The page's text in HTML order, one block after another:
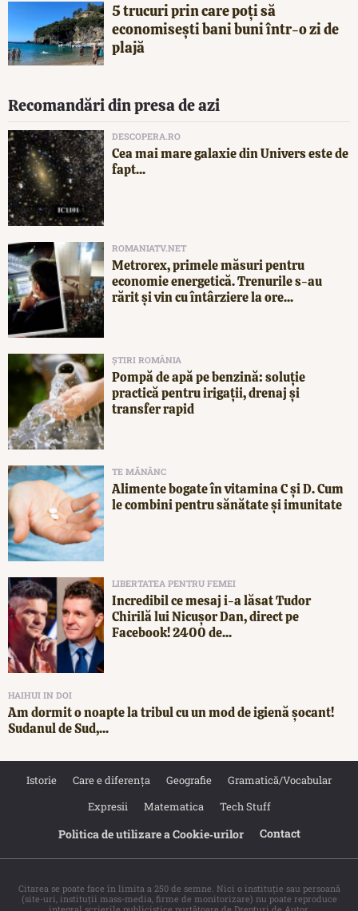
5 trucuri prin care poți să
economisești bani buni într-o zi de
plajă
Recomandări din presa de azi
DESCOPERA.RO
Cea mai mare galaxie din Univers este de
fapt...
ROMANIATV.NET
Metrorex, primele măsuri pentru
economie energetică. Trenurile s-au
rărit și vin cu întârziere la ore...
ȘTIRI ROMÂNIA
Pompă de apă pe benzină: soluție
practică pentru irigații, drenaj și
transfer rapid
TE MĂNÂNC
Alimente bogate în vitamina C și D. Cum
le combini pentru sănătate și imunitate
LIBERTATEA PENTRU FEMEI
Incredibil ce mesaj i-a lăsat Tudor
Chirilă lui Nicușor Dan, direct pe
Facebook! 2400 de...
HAIHUI IN DOI
Am dormit o noapte la tribul cu un mod de igienă șocant!
Sudanul de Sud,...
Istorie Care e diferența Geografie
Gramatică/Vocabular
Expresii
Matematica Tech Stuff
Politica de utilizare a Cookie‐urilor Contact
Citarea se poate face în limita a 250 de semne. Nici o instituţie sau persoană
(site-uri, instituţii mass-media, firme de monitorizare) nu poate reproduce
integral scrierile publicistice purtătoare de Drepturi de Autor.